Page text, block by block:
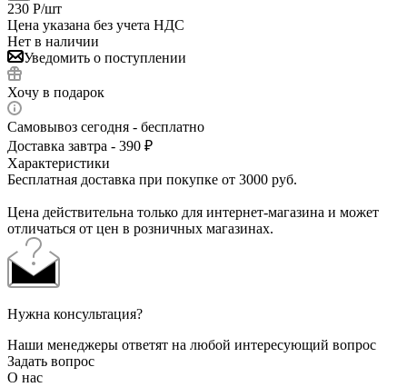
230 Р/шт
Цена указана без учета НДС
Нет в наличии
Уведомить о поступлении
Хочу в подарок
Самовывоз сегодня - бесплатно
Доставка завтра - 390 ₽
Характеристики
Бесплатная доставка при покупке от 3000 руб.
Цена действительна только для интернет-магазина и может
отличаться от цен в розничных магазинах.
Нужна консультация?
Наши менеджеры ответят на любой интересующий вопрос
Задать вопрос
О нас